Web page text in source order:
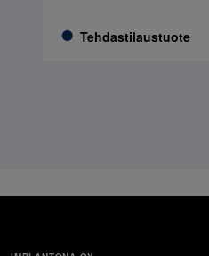
Tehdastilaustuote